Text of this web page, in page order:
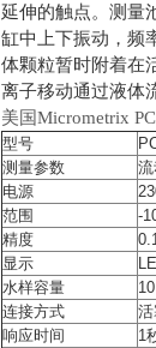
延伸的触点。测量
缸中上下振动，频
体颗粒暂时附着在
离子移动通过液体
美国Micrometrix
型号
测量参数
电源
范围
-
精度
显示
水样容量
连接方式
响应时间
1